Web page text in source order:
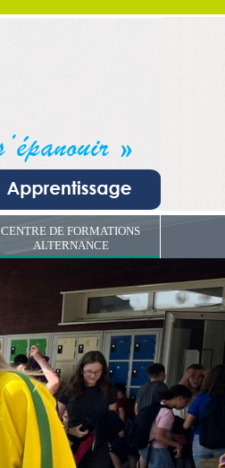
CENTRE DE FORMATIONS
ALTERNANCE